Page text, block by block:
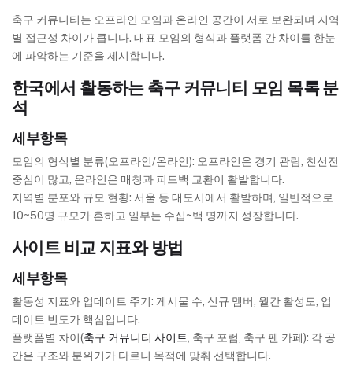
축구 커뮤니티는 오프라인 모임과 온라인 공간이 서로 보완되며 지역
별 접근성 차이가 큽니다. 대표 모임의 형식과 플랫폼 간 차이를 한눈
에 파악하는 기준을 제시합니다.
한국에서 활동하는 축구 커뮤니티 모임 목록 분
석
세부항목
모임의 형식별 분류(오프라인/온라인): 오프라인은 경기 관람, 친선전
중심이 많고, 온라인은 매칭과 피드백 교환이 활발합니다.
지역별 분포와 규모 현황: 서울 등 대도시에서 활발하며, 일반적으로
10~50명 규모가 흔하고 일부는 수십~백 명까지 성장합니다.
사이트 비교 지표와 방법
세부항목
활동성 지표와 업데이트 주기: 게시물 수, 신규 멤버, 월간 활성도, 업
데이트 빈도가 핵심입니다.
플랫폼별 차이(축구 커뮤니티 사이트, 축구 포럼, 축구 팬 카페): 각 공
간은 구조와 분위기가 다르니 목적에 맞춰 선택합니다.